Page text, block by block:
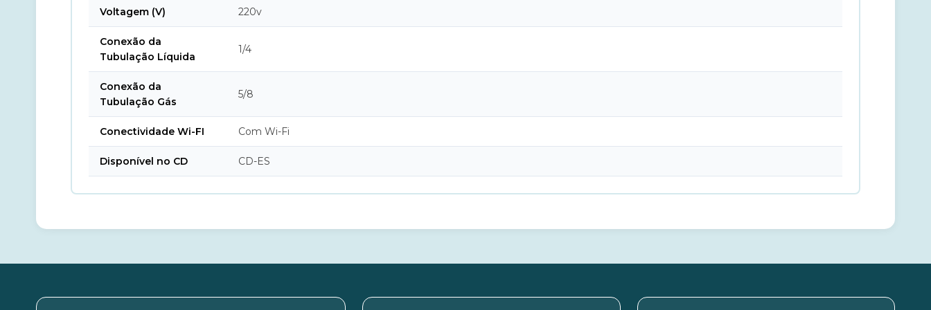
Voltagem (V) 220v
Conexão da
Tubulação Líquida
1/4
Conexão da
Tubulação Gás
5/8
Conectividade Wi-FI Com Wi-Fi
Disponível no CD CD-ES